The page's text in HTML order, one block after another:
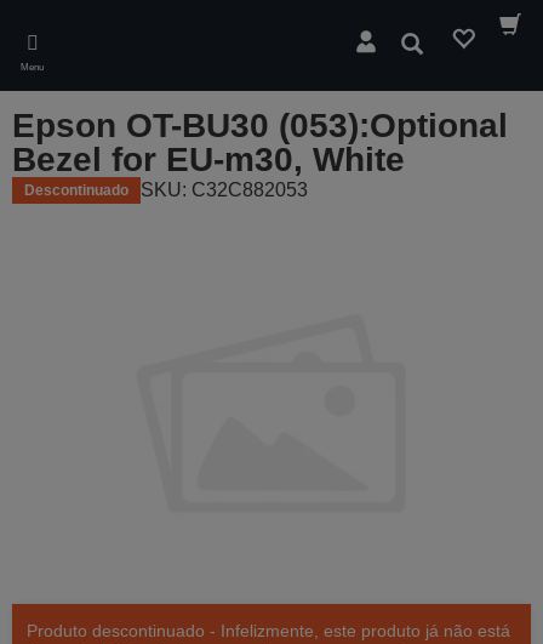
main
content
Menu
Pesquisar
Epson OT-BU30 (053):Optional
Bezel for EU-m30, White
Descontinuado SKU: C32C882053
Produto descontinuado - Infelizmente, este produto já não está